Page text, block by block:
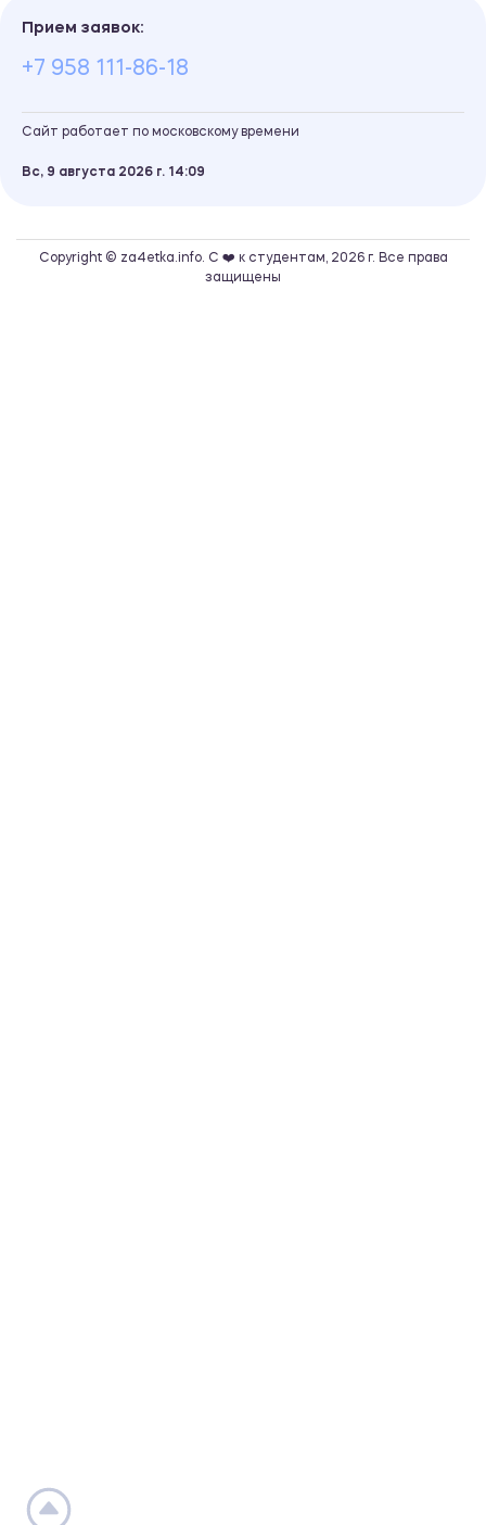
Прием заявок:
+7 958 111-86-18
Сайт работает по московскому времени
Вс, 9 августа 2026 г. 14 09
Copyright © za4etka.info. С ❤️ к студентам, 2026 г. Все права
защищены